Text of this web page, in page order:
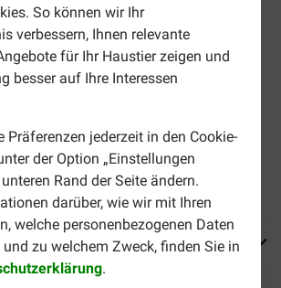
So können wir Ihr
verbessern, Ihnen relevante
für Ihr Haustier zeigen und
besser auf Ihre Interessen
Präferenzen jederzeit in den Cookie-
der Option „Einstellungen
Rand der Seite ändern.
darüber, wie wir mit Ihren
welche personenbezogenen Daten
zu welchem Zweck, finden Sie in
.
für Hunde mit sensibler Verdauung
Fellproblemen.
und MOS unterstützen eine
leicht verdauliche Zutaten wie
und Karotten zum Einsatz